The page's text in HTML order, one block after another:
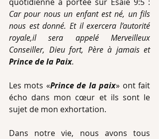
Car pour nous un enfant est né, un fils
nous est donné. Et il exercera l’autorité
royale,il sera appelé Merveilleux
Conseiller, Dieu fort, Père à jamais et
Prince de la Paix.
Les mots «Prince de la paix» ont fait
écho dans mon cœur et ils sont le
sujet de mon exhortation.
Dans notre vie, nous avons tous